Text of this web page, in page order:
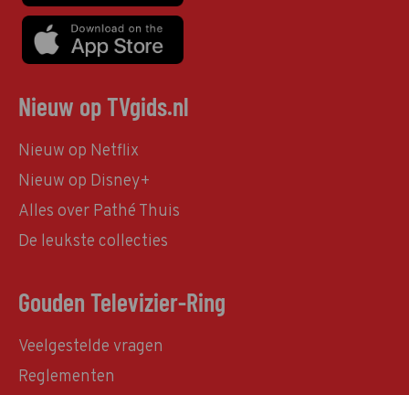
Nieuw op TVgids.nl
Nieuw op Netflix
Nieuw op Disney+
Alles over Pathé Thuis
De leukste collecties
Gouden Televizier-Ring
Veelgestelde vragen
Reglementen